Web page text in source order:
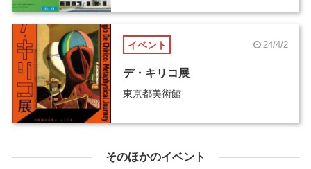
イベント 24/4/2
デ・キリコ展
東京都美術館
そのほかのイベント